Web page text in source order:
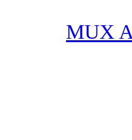
MUX